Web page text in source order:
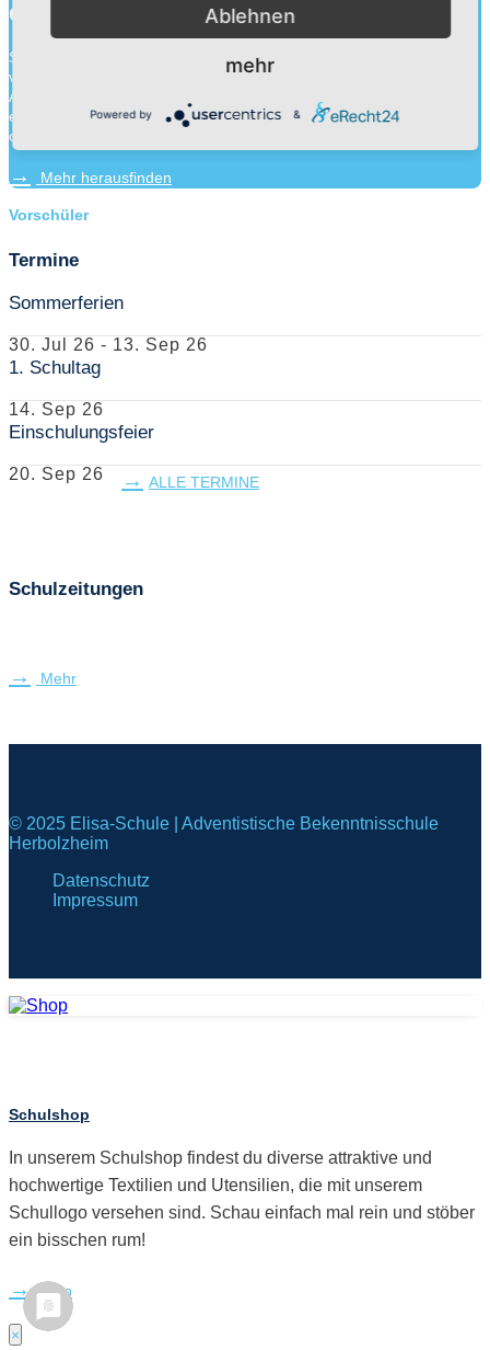
Charakter für die Ewigkeit.
Schule ist mehr als Wissensvermittlung. Durch die Zusammenarbeit
von Schülern, Lehrern und Eltern gehen wir an unseren
Adventistischen Bekenntnisschulen eine Erziehungspartnerschaft
ein. Neben der Wissensvermittlung legen wir ebenso Wert auf die
charakterliche Entwick...
Mehr herausfinden
Vorschüler
Termine
Sommerferien
30. Jul 26 - 13. Sep 26
1. Schultag
14. Sep 26
Einschulungsfeier
20. Sep 26 ALLE TERMINE
Schulzeitungen
Mehr
© 2025 Elisa-Schule | Adventistische Bekenntnisschule
Herbolzheim
Datenschutz
Impressum
Schulshop
In unserem Schulshop findest du diverse attraktive und
hochwertige Textilien und Utensilien, die mit unserem
Schullogo versehen sind. Schau einfach mal rein und stöber
ein bisschen rum!
Shop
×
Ablehnen
mehr
Powered by &